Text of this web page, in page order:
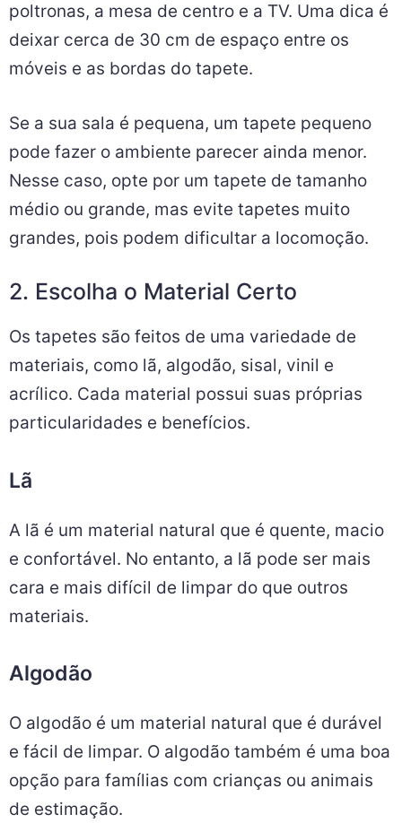
poltronas, a mesa de centro e a TV. Uma dica é
deixar cerca de 30 cm de espaço entre os
móveis e as bordas do tapete.
Se a sua sala é pequena, um tapete pequeno
pode fazer o ambiente parecer ainda menor.
Nesse caso, opte por um tapete de tamanho
médio ou grande, mas evite tapetes muito
grandes, pois podem dificultar a locomoção.
2. Escolha o Material Certo
Os tapetes são feitos de uma variedade de
materiais, como lã, algodão, sisal, vinil e
acrílico. Cada material possui suas próprias
particularidades e benefícios.
Lã
A lã é um material natural que é quente, macio
e confortável. No entanto, a lã pode ser mais
cara e mais difícil de limpar do que outros
materiais.
Algodão
O algodão é um material natural que é durável
e fácil de limpar. O algodão também é uma boa
opção para famílias com crianças ou animais
de estimação.